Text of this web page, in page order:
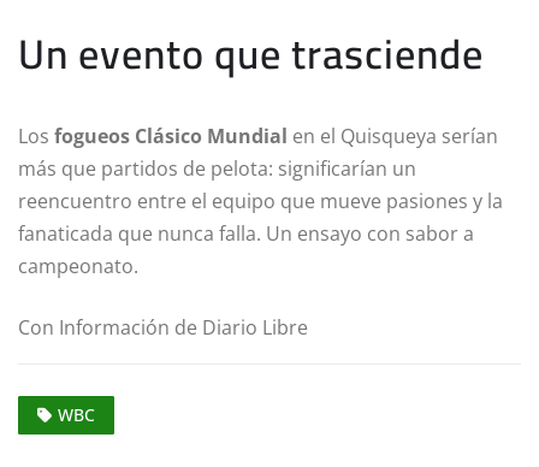
Un evento que trasciende
Los fogueos Clásico Mundial en el Quisqueya serían
más que partidos de pelota: significarían un
reencuentro entre el equipo que mueve pasiones y la
fanaticada que nunca falla. Un ensayo con sabor a
campeonato.
Con Información de Diario Libre
WBC